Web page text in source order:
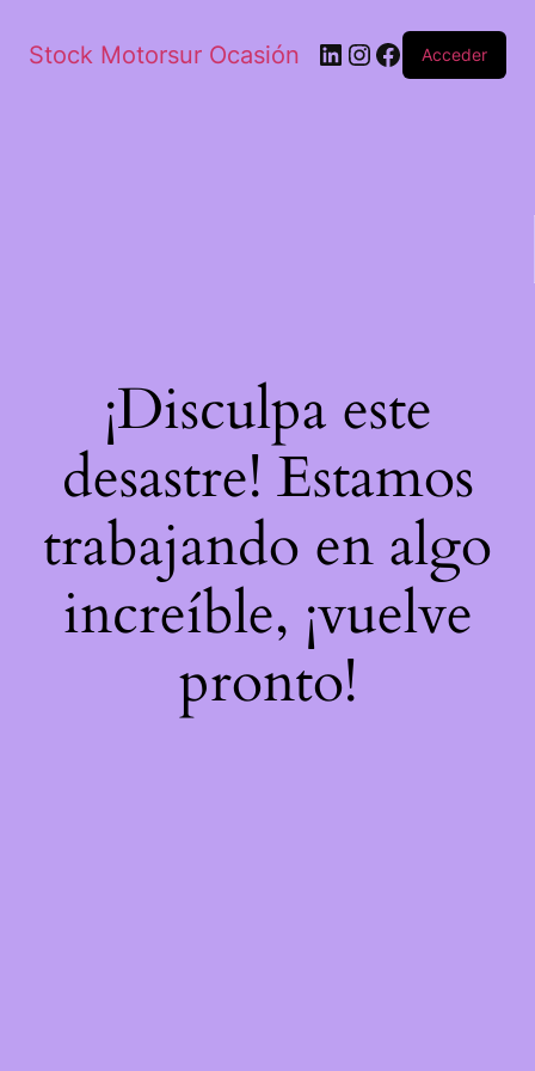
Stock Motorsur Ocasión Acceder
¡Disculpa este
desastre! Estamos
trabajando en algo
increíble, ¡vuelve
pronto!